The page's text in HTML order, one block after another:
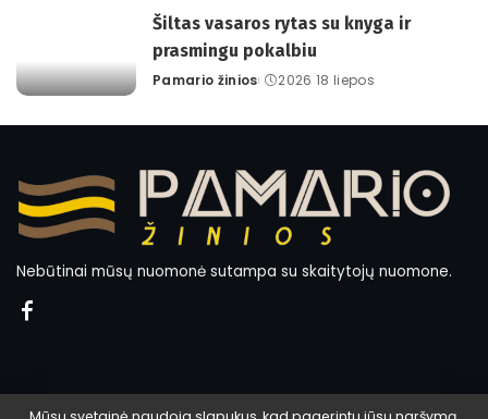
Šiltas vasaros rytas su knyga ir
prasmingu pokalbiu
Posted
Pamario žinios 2026 18 liepos
Nebūtinai mūsų nuomonė sutampa su skaitytojų nuomone.